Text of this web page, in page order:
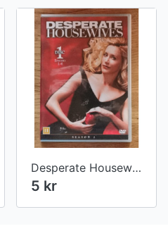
Desperate Housewives - Season 2 - Episodes 1-4
5 kr